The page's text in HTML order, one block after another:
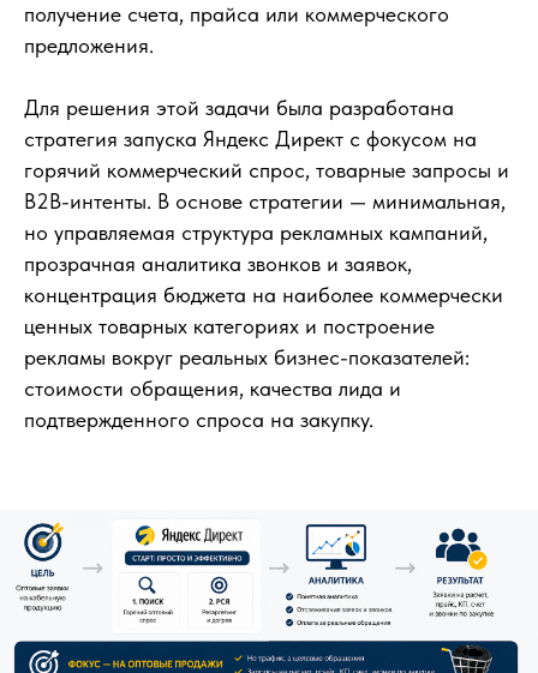
получение счета, прайса или коммерческого
предложения.
Для решения этой задачи была разработана
стратегия запуска Яндекс Директ с фокусом на
горячий коммерческий спрос, товарные запросы и
B2B-интенты. В основе стратегии — минимальная,
но управляемая структура рекламных кампаний,
прозрачная аналитика звонков и заявок,
концентрация бюджета на наиболее коммерчески
ценных товарных категориях и построение
рекламы вокруг реальных бизнес-показателей:
стоимости обращения, качества лида и
подтвержденного спроса на закупку.